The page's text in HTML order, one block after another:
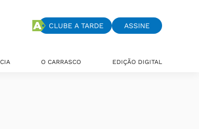
CLUBE A TARDE ASSINE
O CARRASCO EDIÇÃO DIGITAL